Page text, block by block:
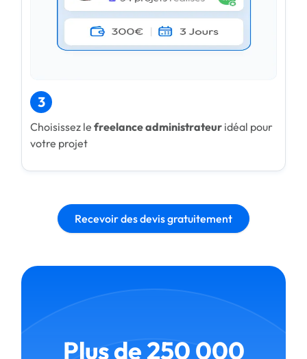
3
Choisissez le freelance administrateur idéal pour
votre projet
Recevoir des devis gratuitement
Plus de 250 000